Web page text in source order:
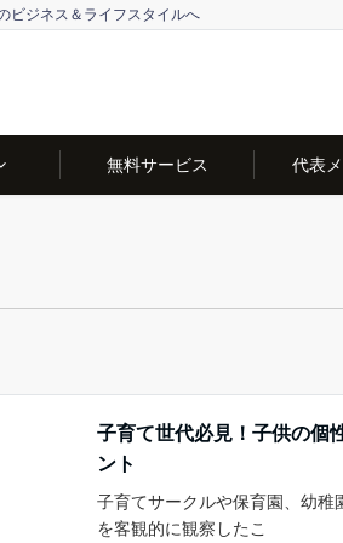
ビジネス＆ライフスタイルへ
無料サービス 代表
子育て世代必見！子供の個
ント
子育てサークルや保育園、幼稚
を客観的に観察したこ